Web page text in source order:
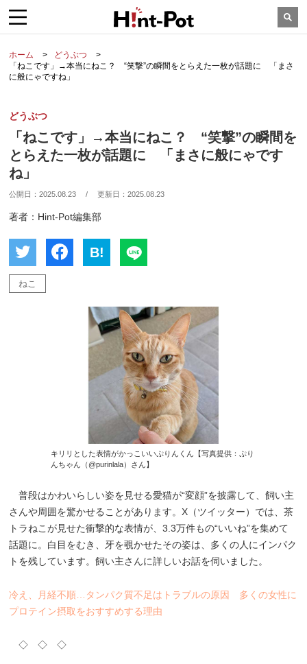
ホーム
どうぶつ
「ねこです」→本当にねこ？ “笑撃”の瞬間をとらえた一枚が話題に 「まさ
に般にゃですね」
どうぶつ
「ねこです」→本当にねこ？ “笑撃”の瞬間を
とらえた一枚が話題に 「まさに般にゃです
ね」
公開日：2025.08.23 / 更新日：2025.08.23
著者：Hint-Pot編集部
B!
ねこ
キリリとした表情がかっこいいぷりんくん【写真提供：ぷり
んちゃん（@purinlala）さん】
普段はかわいらしい姿を見せる愛猫が“変顔”を披露して、飼い主
さんや周囲を驚かせることがあります。X（ツイッター）では、茶
トラねこが見せた衝撃的な表情が、3.3万件もの“いいね”を集めて
話題に。白目をむき、牙を覗かせたその姿は、多くの人にインパク
トを残しています。飼い主さんに詳しいお話を伺いました。
冷え、月経不順…タンパク質不足はトラブルの原因 多くの女性に
プロテイン摂取をおすすめする理由
◇ ◇ ◇